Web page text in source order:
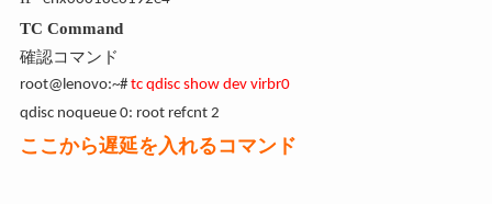
TC Command
確認コマンド
root@lenovo:~# tc qdisc show dev virbr0
qdisc noqueue 0: root refcnt 2
ここから遅延を入れるコマンド